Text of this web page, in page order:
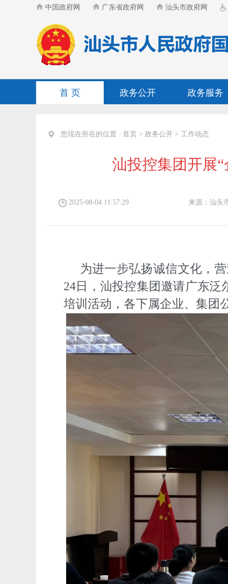
中国政府网 广东省政府网 汕头市政府网
首 页 政务公开 政务服务
您现在所在的位置 : 首页 > 政务公开 > 工作动态
汕投控集团开展
2025-08-04 11:57:29 来源：汕头
为进一步弘扬诚信文化，
24日，汕投控集团邀请广东
培训活动，各下属企业、集团